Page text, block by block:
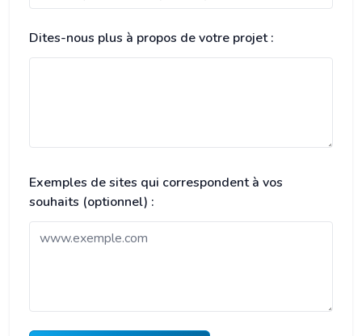
Dites-nous plus à propos de votre projet :
Exemples de sites qui correspondent à vos
souhaits (optionnel) :